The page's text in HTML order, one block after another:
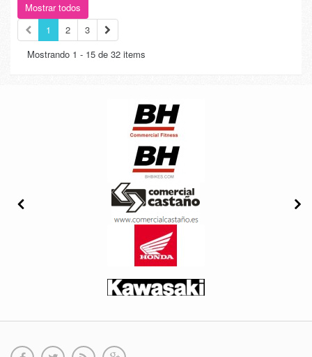
Mostrar todos
1
2
3
Mostrando 1 - 15 de 32 items